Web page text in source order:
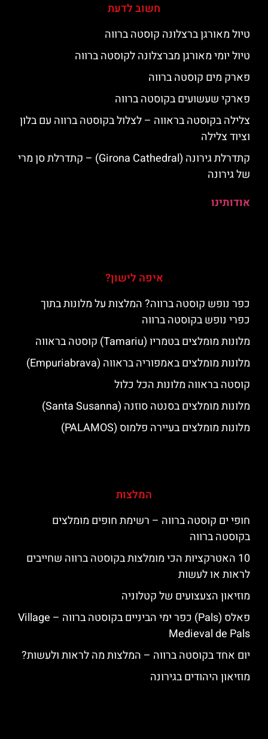
חשוב לדעת
טיול מאורגן ברצלונה קוסטה ברווה
טיול יומי מאורגן מברצלונה לקוסטה ברווה
פארק מים קוסטה ברווה
פארקי שעשועים בקוסטה ברווה
צלילה בקוסטה בראווה – לצלול בקוסטה ברווה עם בלון
וציוד צלילה
קתדרלת גירונה (Girona Cathedral) – קתדרלת סן מרי
של גירונה
אודותינו
איפה לישון?
כפר נופש קוסטה ברווה? המלצות על מלונות בתוך
כפרי נופש בקוסטה ברווה
מלונות מומלצים בטמריו (Tamariu) קוסטה בראווה
מלונות מומלצים באמפוריה בראווה (Empuriabrava)
קוסטה בראווה מלונות הכל כלול
מלונות מומלצים בסנטה סוזנה (Santa Susanna)
מלונות מומלצים בעיירה פלמוס (PALAMOS)
המלצות
חופי ים קוסטה ברווה – רשימת חופים מומלצים
בקוסטה ברווה
10 האטרקציות הכי מומלצות בקוסטה ברווה שחייבים
לראות או לעשות
מוזיאון הצעצועים של קטלוניה
פאלס (Pals) כפר ימי הביניים בקוסטה ברווה – ‪‪Village
Medieval de Pals‬‬
יום אחד בקוסטה ברווה – המלצות מה לראות ולעשות?
מוזיאון היהודים בגירונה